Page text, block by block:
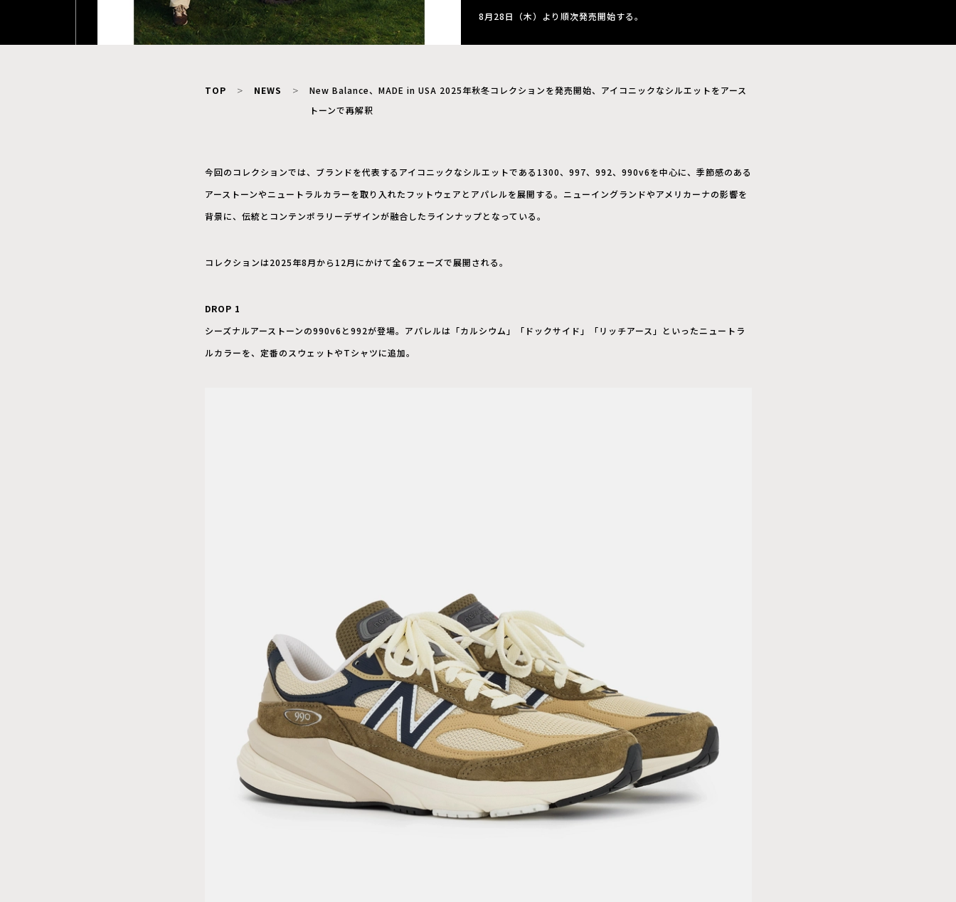
8月28日（木）より順次発売開始する。
TOP NEWS
New Balance、MADE in USA 2025年秋冬コレクションを発売開始、アイコニックなシルエットをアース
トーンで再解釈
今回のコレクションでは、ブランドを代表するアイコニックなシルエットである1300、997、992、990v6を中心に、季節感のある
アーストーンやニュートラルカラーを取り入れたフットウェアとアパレルを展開する。ニューイングランドやアメリカーナの影響を
背景に、伝統とコンテンポラリーデザインが融合したラインナップとなっている。
コレクションは2025年8月から12月にかけて全6フェーズで展開される。
DROP 1
シーズナルアーストーンの990v6と992が登場。アパレルは「カルシウム」「ドックサイド」「リッチアース」といったニュートラ
ルカラーを、定番のスウェットやTシャツに追加。